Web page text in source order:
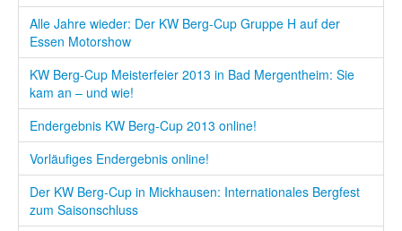
Alle Jahre wieder: Der KW Berg-Cup Gruppe H auf der
Essen Motorshow
KW Berg-Cup Meisterfeier 2013 in Bad Mergentheim: Sie
kam an – und wie!
Endergebnis KW Berg-Cup 2013 online!
Vorläufiges Endergebnis online!
Der KW Berg-Cup in Mickhausen: Internationales Bergfest
zum Saisonschluss